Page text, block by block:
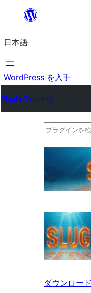
を
ス
キ
プ
日本語
WordPress を入手
Plugin Directory
プ
グ
イ
ン
索
ダウンロード